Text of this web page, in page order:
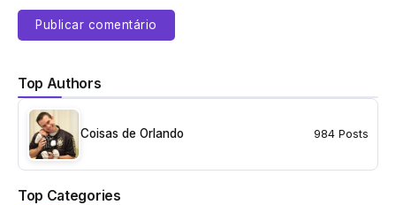
Top Authors
Coisas de Orlando 984 Posts
Top Categories